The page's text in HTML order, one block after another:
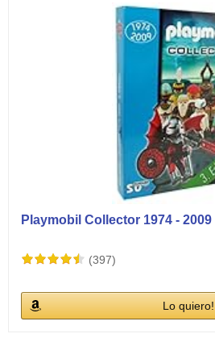
Playmobil Collector 1974 - 2009
(397)
Lo quiero!